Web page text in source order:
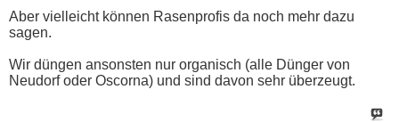
Aber vielleicht können Rasenprofis da noch mehr dazu
sagen.
Wir düngen ansonsten nur organisch (alle Dünger von
Neudorf oder Oscorna) und sind davon sehr überzeugt.